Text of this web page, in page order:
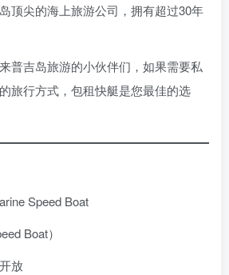
顶尖的海上旅游公司，拥有超过30年
普吉岛旅游的小伙伴们，如果需要私
旅行方式，包租快艇是您最佳的选
Speed Boat
Boat）
放